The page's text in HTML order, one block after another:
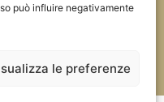
può influire negativamente
le preferenze